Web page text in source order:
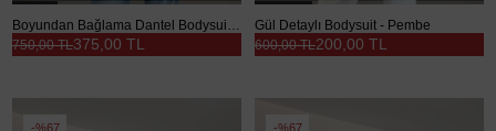
Boyundan Bağlama Dantel Bodysuit - Beyaz
375,00 TL
750,00 TL
Gül Detaylı Bodysuit - Pembe
200,00 TL
600,00 TL
%67 %67